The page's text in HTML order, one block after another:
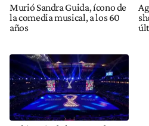
Murió Sandra Guida, ícono de
la comedia musical, a los 60
años